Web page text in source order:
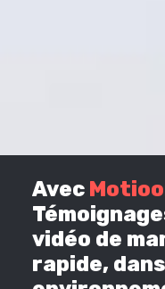
Avec
vidéo de
rapide,